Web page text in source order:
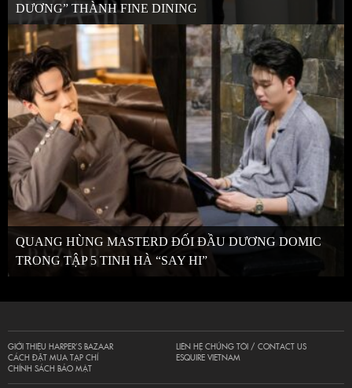
DƯƠNG” THÀNH FINE DINING
QUANG HÙNG MASTERD ĐỐI ĐẦU DƯƠNG DOMIC
TRONG TẬP 5 TINH HÀ “SAY HI”
GIỚI THIỆU HARPER’S BAZAAR
CÁCH ĐẶT MUA TẠP CHÍ
CHÍNH SÁCH BẢO MẬT
LIÊN HỆ CHÚNG TÔI / CONTACT US
ESQUIRE VIETNAM